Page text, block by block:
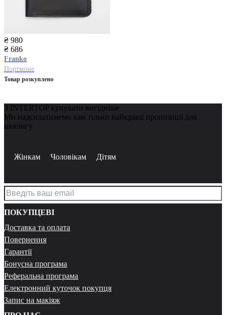
₴ 980
₴ 686
Franko
Портмоне
Товар розкуплено
З INTERTOP купувати вигідніше
Ми надсилатимемо вам тільки найкращі пропозиції для
шопінгу
Жінкам Чоловікам Дітям
ПОКУПЦЕВІ
Доставка та оплата
Повернення
Гарантії
Бонусна програма
Реферальна програма
Електронний куточок покупця
Запис на макіяж